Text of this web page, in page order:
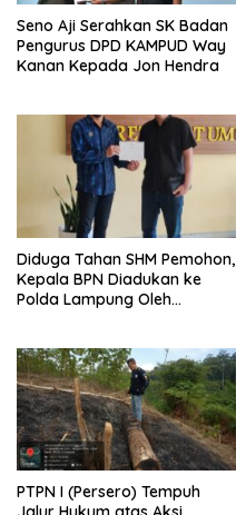
Seno Aji Serahkan SK Badan
Pengurus DPD KAMPUD Way
Kanan Kepada Jon Hendra
Diduga Tahan SHM Pemohon,
Kepala BPN Diadukan ke
Polda Lampung Oleh
PTPN I (Persero) Tempuh